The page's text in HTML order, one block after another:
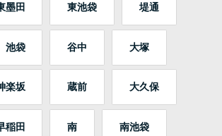
墨田 東池袋 堤通
池袋 谷中 大塚
楽坂 蔵前 大久保
稲田 南 南池袋